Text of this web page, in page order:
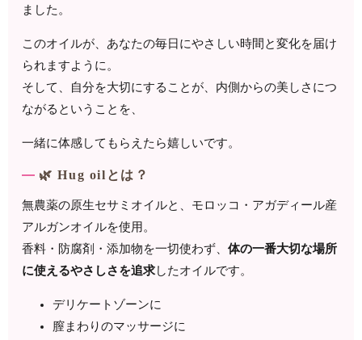
ました。
このオイルが、あなたの毎日にやさしい時間と変化を届け
られますように。
そして、自分を大切にすることが、内側からの美しさにつ
ながるということを、
一緒に体感してもらえたら嬉しいです。
🌿 Hug oilとは？
無農薬の原生セサミオイルと、モロッコ・アガディール産
アルガンオイルを使用。
香料・防腐剤・添加物を一切使わず、体の一番大切な場所
に使えるやさしさを追求したオイルです。
デリケートゾーンに
膣まわりのマッサージに